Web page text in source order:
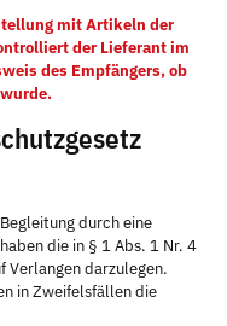
mit Artikeln der
der Lieferant im
des Empfängers, ob
durch eine
die in § 1 Abs. 1 Nr. 4
Verlangen darzulegen.
in Zweifelsfällen die